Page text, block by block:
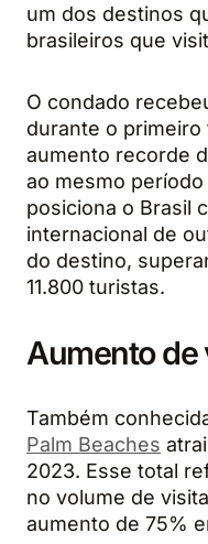
um dos destinos
brasileiros que
O condado
durante o
aumento recorde
ao mesmo
posiciona o Brasil
internacional de
do destino,
11.800 turistas.
Aumento
Também
Palm Beaches
2023. Esse total
no volume de
aumento de 75%